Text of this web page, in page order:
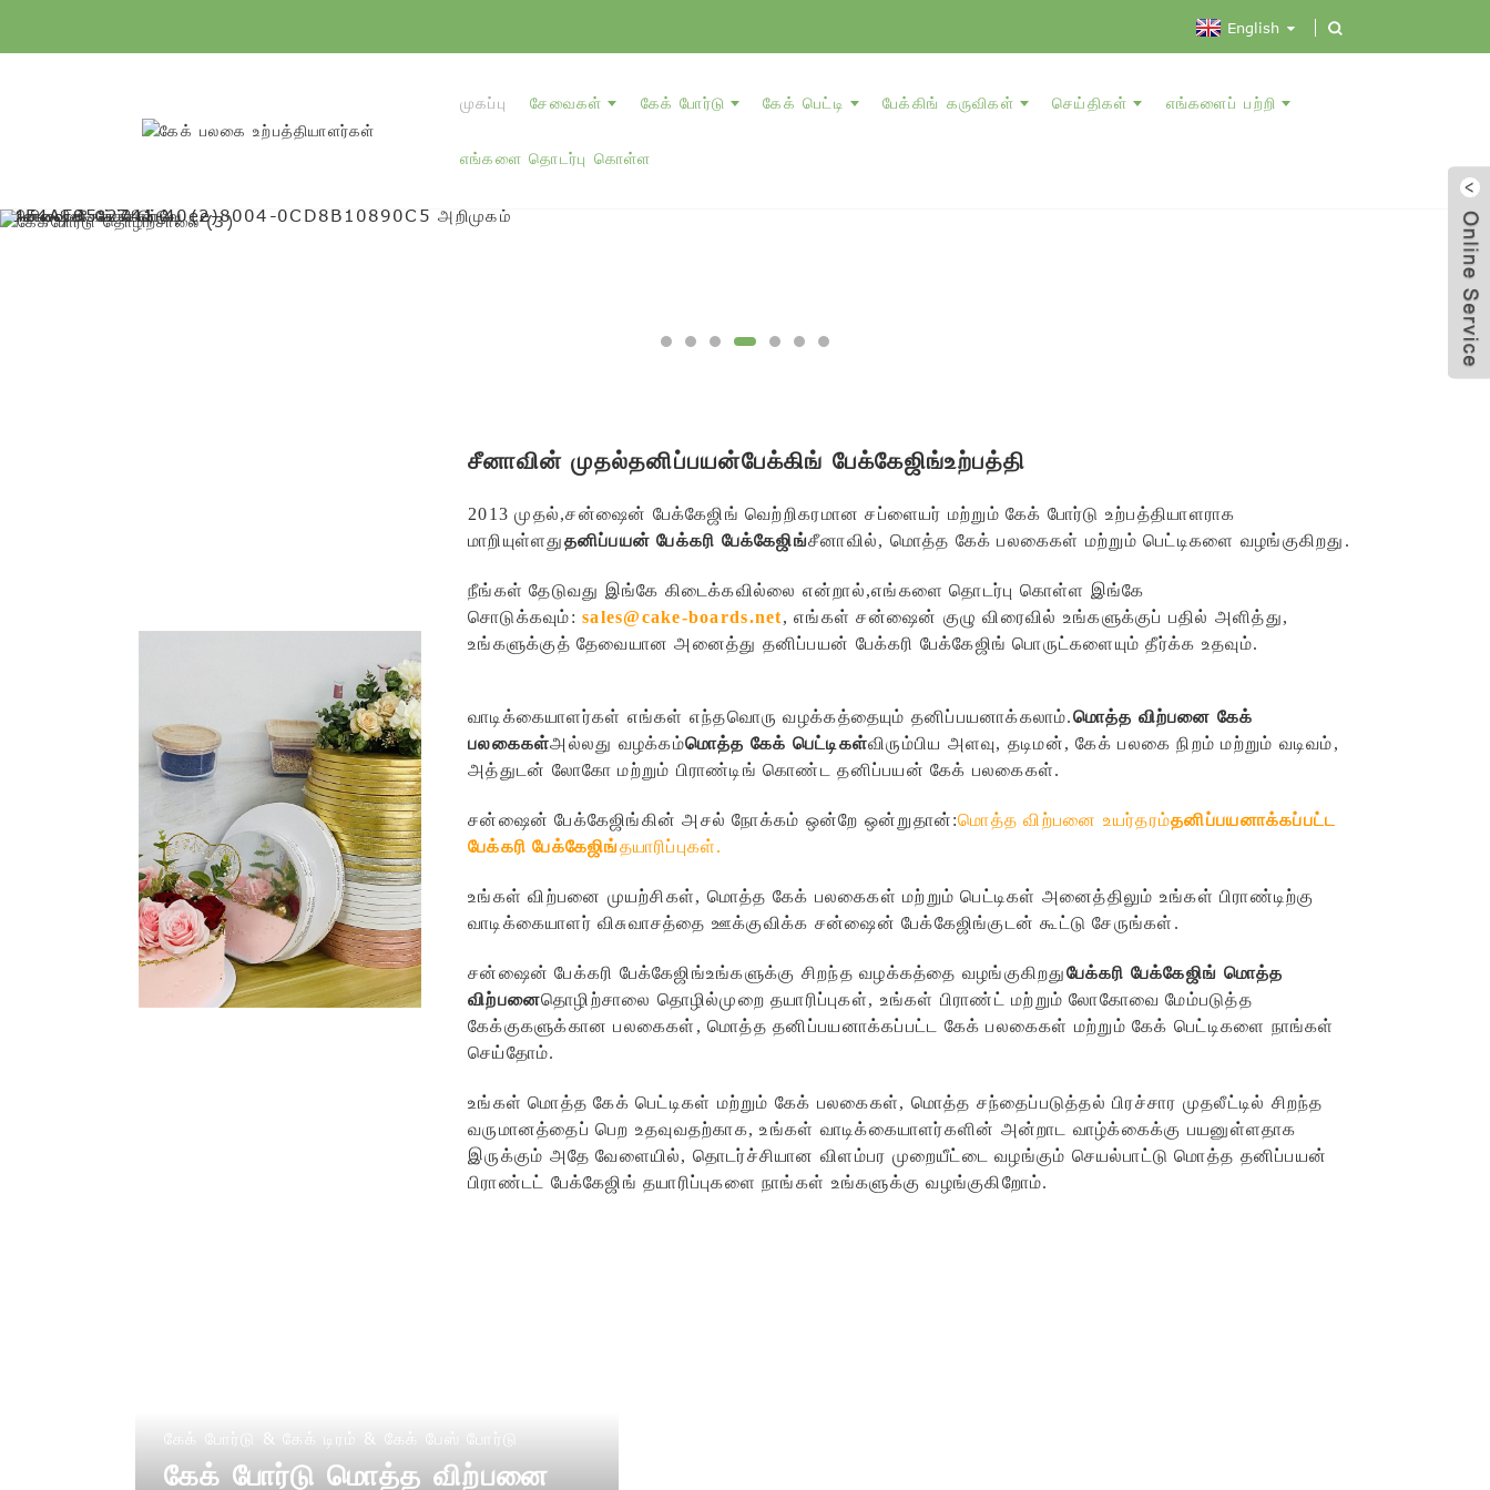
English
முகப்பு சேவைகள் கேக் போர்டு கேக் பெட்டி பேக்கிங் கருவிகள் செய்திகள் எங்களைப் பற்றி
எங்களை தொடர்பு கொள்ள
சீனாவின் முதல்தனிப்பயன்பேக்கிங் பேக்கேஜிங்உற்பத்தி
2013 முதல்,சன்ஷைன் பேக்கேஜிங் வெற்றிகரமான சப்ளையர் மற்றும் கேக் போர்டு உற்பத்தியாளராக
மாறியுள்ளதுதனிப்பயன் பேக்கரி பேக்கேஜிங்சீனாவில், மொத்த கேக் பலகைகள் மற்றும் பெட்டிகளை வழங்குகிறது.
நீங்கள் தேடுவது இங்கே கிடைக்கவில்லை என்றால்,எங்களை தொடர்பு கொள்ள இங்கே
சொடுக்கவும்: sales@cake-boards.net, எங்கள் சன்ஷைன் குழு விரைவில் உங்களுக்குப் பதில் அளித்து,
உங்களுக்குத் தேவையான அனைத்து தனிப்பயன் பேக்கரி பேக்கேஜிங் பொருட்களையும் தீர்க்க உதவும்.
வாடிக்கையாளர்கள் எங்கள் எந்தவொரு வழக்கத்தையும் தனிப்பயனாக்கலாம்.மொத்த விற்பனை கேக்
பலகைகள்அல்லது வழக்கம்மொத்த கேக் பெட்டிகள்விரும்பிய அளவு, தடிமன், கேக் பலகை நிறம் மற்றும் வடிவம்,
அத்துடன் லோகோ மற்றும் பிராண்டிங் கொண்ட தனிப்பயன் கேக் பலகைகள்.
சன்ஷைன் பேக்கேஜிங்கின் அசல் நோக்கம் ஒன்றே ஒன்றுதான்:மொத்த விற்பனை உயர்தரம்தனிப்பயனாக்கப்பட்ட
பேக்கரி பேக்கேஜிங்தயாரிப்புகள்.
உங்கள் விற்பனை முயற்சிகள், மொத்த கேக் பலகைகள் மற்றும் பெட்டிகள் அனைத்திலும் உங்கள் பிராண்டிற்கு
வாடிக்கையாளர் விசுவாசத்தை ஊக்குவிக்க சன்ஷைன் பேக்கேஜிங்குடன் கூட்டு சேருங்கள்.
சன்ஷைன் பேக்கரி பேக்கேஜிங்உங்களுக்கு சிறந்த வழக்கத்தை வழங்குகிறதுபேக்கரி பேக்கேஜிங் மொத்த
விற்பனைதொழிற்சாலை தொழில்முறை தயாரிப்புகள், உங்கள் பிராண்ட் மற்றும் லோகோவை மேம்படுத்த
கேக்குகளுக்கான பலகைகள், மொத்த தனிப்பயனாக்கப்பட்ட கேக் பலகைகள் மற்றும் கேக் பெட்டிகளை நாங்கள்
செய்தோம்.
உங்கள் மொத்த கேக் பெட்டிகள் மற்றும் கேக் பலகைகள், மொத்த சந்தைப்படுத்தல் பிரச்சார முதலீட்டில் சிறந்த
வருமானத்தைப் பெற உதவுவதற்காக, உங்கள் வாடிக்கையாளர்களின் அன்றாட வாழ்க்கைக்கு பயனுள்ளதாக
இருக்கும் அதே வேளையில், தொடர்ச்சியான விளம்பர முறையீட்டை வழங்கும் செயல்பாட்டு மொத்த தனிப்பயன்
பிராண்டட் பேக்கேஜிங் தயாரிப்புகளை நாங்கள் உங்களுக்கு வழங்குகிறோம்.
கேக் போர்டு & கேக் டிரம் & கேக் பேஸ் போர்டு
கேக் போர்டு மொத்த விற்பனை